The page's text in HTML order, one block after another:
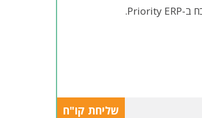
שליחת קו"ח